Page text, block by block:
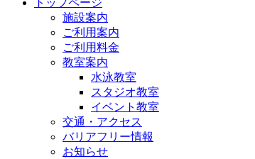
施設案内
ご利用案内
ご利用料金
教室案内
水泳教室
スタジオ教室
イベント教室
交通・アクセス
バリアフリー情報
お知らせ